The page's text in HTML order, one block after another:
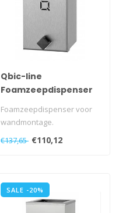
Qbic-line
Foamzeepdispenser
Foamzeepdispenser voor
wandmontage.
Met uitgesneden Q aan de
voorzijde.
€137,65 €110,12
SALE -20%